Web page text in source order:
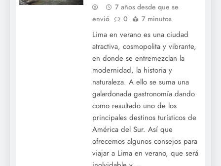
7 años desde que se
envió
0 7 minutos
Lima en verano es una ciudad
atractiva, cosmopolita y vibrante,
en donde se entremezclan la
modernidad, la historia y
naturaleza. A ello se suma una
galardonada gastronomía dando
como resultado uno de los
principales destinos turísticos de
América del Sur. Así que
ofrecemos algunos consejos para
viajar a Lima en verano, que será